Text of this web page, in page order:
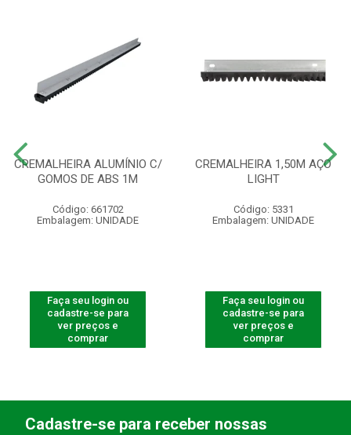
CREMALHEIRA ALUMÍNIO C/
GOMOS DE ABS 1M
Código: 661702
Embalagem: UNIDADE
Faça seu login ou
cadastre-se para
ver preços e
comprar
CREMALHEIRA 1,50M AÇO
LIGHT
Código: 5331
Embalagem: UNIDADE
Faça seu login ou
cadastre-se para
ver preços e
comprar
Cadastre-se para receber nossas